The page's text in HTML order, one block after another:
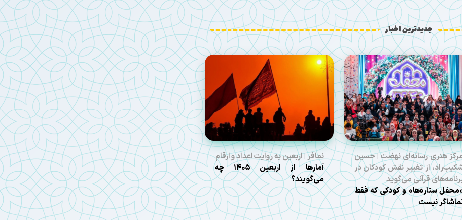
جدیدترین اخبار
هنری رسانه‌ای نهضت | حسین
از تغییر نقش کودکان در
قرآنی می‌گوید
ستاره‌ها» و کودکی که فقط
نیست
نمافر | اربعین به روایت اعداد و ارقام
آمارها از اربعین ۱۴۰۵ چه
می‌گویند؟